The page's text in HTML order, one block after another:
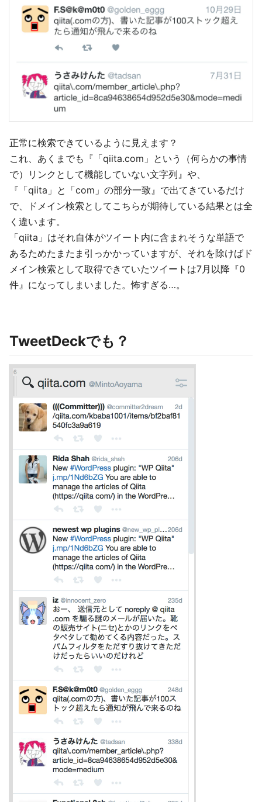
正常に検索できているように見えます？
これ、あくまでも『「qiita.com」という（何らかの事情
で）リンクとして機能していない文字列』や、
『「qiita」と「com」の部分一致』で出てきているだけ
で、ドメイン検索としてこちらが期待している結果とは全
く違います。
「qiita」はそれ自体がツイート内に含まれそうな単語で
あるためたまたま引っかかっていますが、それを除けばド
メイン検索として取得できていたツイートは7月以降『0
件』になってしまいました。怖すぎる…。
TweetDeckでも？